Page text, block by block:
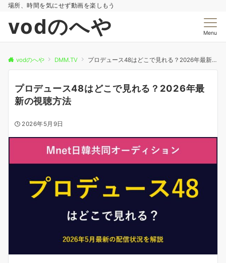
場所、時間を気にせず動画を楽しもう
vodのへや Menu
vodのへや DMM.TV プロデュース48はどこで見れる？2026年最新の視聴方法
プロデュース48はどこで見れる？2026年最
新の視聴方法
2026年5月9日